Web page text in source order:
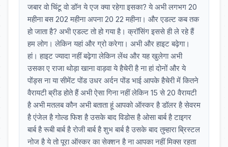
जबार वो चिंटू वो डॉन ये एज क्या रहेगा इसका? ये अभी लगभग 20
महीना बस 202 महीना अपना 20 22 महीना। और एडल्ट कब तक
हो जाता है? अभी एडल्ट तो हो गया है। क्रॉसिंग इससे ही ले रहे हैं
हम लोग। लेकिन यहां और ग्रो करेगा। अभी और हाइट बढ़ेगा।
हां। हाइट ज्यादा नहीं बढ़ेगा लेकिन लेंथ और यह खुलेगा अभी
उसका ए राजा थोड़ा खाना वाड़वा ये हैचेरी है ना हां दोनों और ये
पोंड्स ना या सीमेंट पोंड उधर अर्दन पोंड भाई आपके हैचेरी में कितने
वैरायटी ब्रीड होते हैं अभी ऐसा गिना नहीं लेकिन 15 से 20 वैरायटी
है अभी मतलब कौन अभी बताता हूं आपको ऑस्कर है डॉलर है सेवरम
है एंजेल है गोल्ड फिश है उसके बाद विडोस है ओसा बार्ब है टाइगर
बार्ब है रूबी बार्ब है रोजी बार्ब है शुभ बार्ब है उसके बाद तुम्हारा ब्रिस्टल
नोज है ये तो पूरा ऑस्कर का सेक्शन है ना आपका नहीं मिक्स रहता